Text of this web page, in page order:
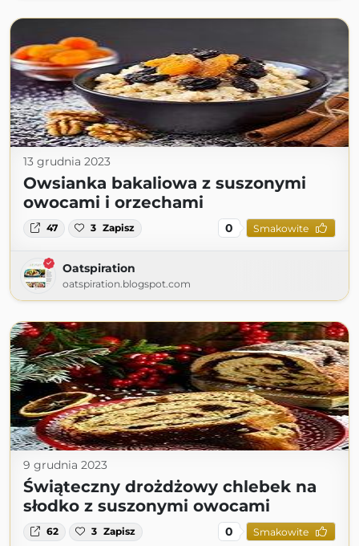
13 grudnia 2023
Owsianka bakaliowa z suszonymi
owocami i orzechami
47 3 Zapisz 0 Smakowite
Oatspiration
oatspiration.blogspot.com
9 grudnia 2023
Świąteczny drożdżowy chlebek na
słodko z suszonymi owocami
62 3 Zapisz 0 Smakowite